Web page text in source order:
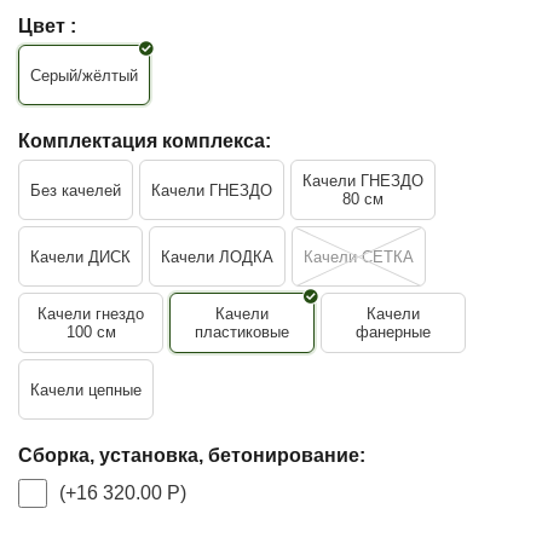
Цвет :
Серый/жёлтый
Комплектация комплекса:
Без качелей Качели ГНЕЗДО
Качели ГНЕЗДО
80 см
Качели ДИСК Качели ЛОДКА Качели СЕТКА
Качели гнездо
100 см
Качели
пластиковые
Качели
фанерные
Качели цепные
Сборка, установка, бетонирование:
(+16 320.00 Р)